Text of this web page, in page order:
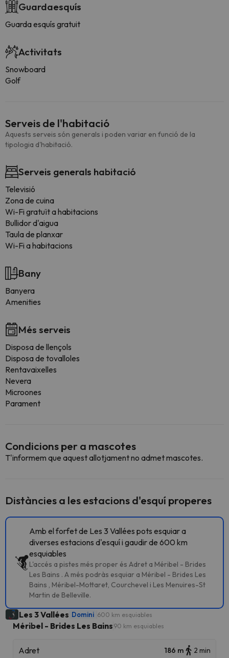
Guardaesquís
Guarda esquís gratuit
Activitats
Snowboard
Golf
Serveis de l'habitació
Aquests serveis són generals i poden variar en funció de la
tipologia d'habitació.
Serveis generals habitació
Televisió
Zona de cuina
Wi-Fi gratuït a habitacions
Bullidor d'aigua
Taula de planxar
Wi-Fi a habitacions
Bany
Banyera
Amenities
Més serveis
Disposa de llençols
Disposa de tovalloles
Rentavaixelles
Nevera
Microones
Parament
Condicions per a mascotes
T'informem que aquest allotjament no admet mascotes.
Distàncies a les estacions d'esquí properes
Amb el forfet de Les 3 Vallées pots esquiar a
diverses estacions d'esquí i gaudir de 600 km
esquiables
L'accés a pistes més proper és Adret a Méribel - Brides
Les Bains . A més podràs esquiar a Méribel - Brides Les
Bains , Méribel-Mottaret, Courchevel i Les Menuires-St
Martin de Belleville.
Les 3 Vallées Domini 600 km esquiables
Méribel - Brides Les Bains 90 km esquiables
Adret 186 m 2 min